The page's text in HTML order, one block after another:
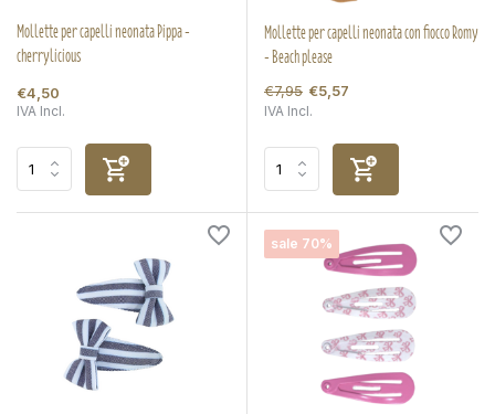
Mollette per capelli neonata Pippa -
cherrylicious
€4,50
IVA Incl.
Mollette per capelli neonata con fiocco Romy
- Beach please
€7,95 €5,57
IVA Incl.
sale 70%